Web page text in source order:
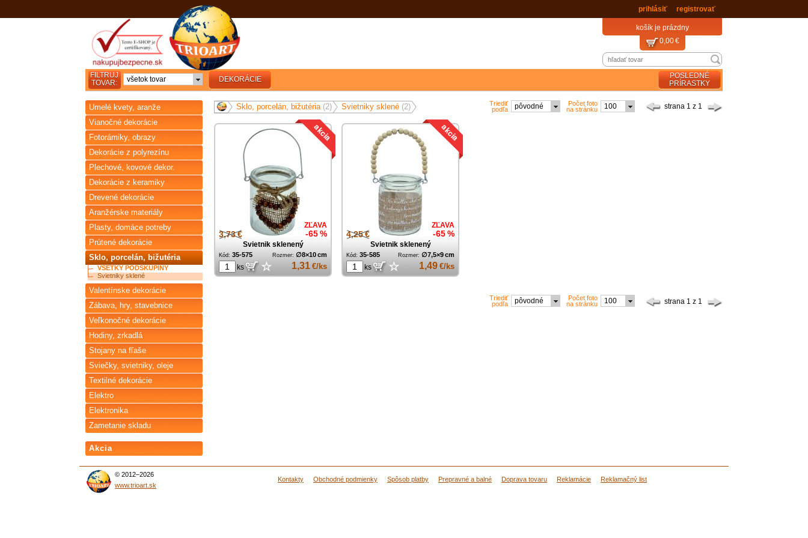
prihlásiť registrovať
a dopravné máte zadarmo
košík je prázdny
0,00 €
FILTRUJ
TOVAR:
všetok tovar DEKORÁCIE
POSLEDNÉ
PRÍRASTKY
Umelé kvety, aranže
Vianočné dekorácie
Fotorámiky, obrazy
Dekorácie z polyrezínu
Plechové, kovové dekor.
Dekorácie z keramiky
Drevené dekorácie
Aranžérske materiály
Plasty, domáce potreby
Prútené dekorácie
Sklo, porcelán, bižutéria
VŠETKY PODSKUPINY
Svietniky sklené
Valentínske dekorácie
Zábava, hry, stavebnice
Veľkonočné dekorácie
Hodiny, zrkadlá
Stojany na fľaše
Sviečky, svietniky, oleje
Textilné dekorácie
Elektro
Elektronika
Zametanie skladu
Akcia
Sklo, porcelán, bižutéria (2) Svietniky sklené (2)
Triediť
podľa
pôvodné
Počet foto
na stránku
100 strana 1 z 1
3,73 €
ZĽAVA
-65 %
Svietnik sklenený
1,31 €/ks
Rozmer: ∅8×10 cm
Kód: 35-575
ks
☆
4,25 €
ZĽAVA
-65 %
Svietnik sklenený
1,49 €/ks
Rozmer: ∅7,5×9 cm
Kód: 35-585
ks
☆
Triediť
podľa
pôvodné
Počet foto
na stránku
100 strana 1 z 1
© 2012–2026
www.trioart.sk
Kontakty Obchodné podmienky Spôsob platby Prepravné a balné Doprava tovaru Reklamácie Reklamačný list